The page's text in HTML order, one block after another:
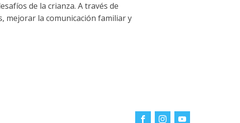
de la crianza. A través de
mejorar la comunicación familiar y